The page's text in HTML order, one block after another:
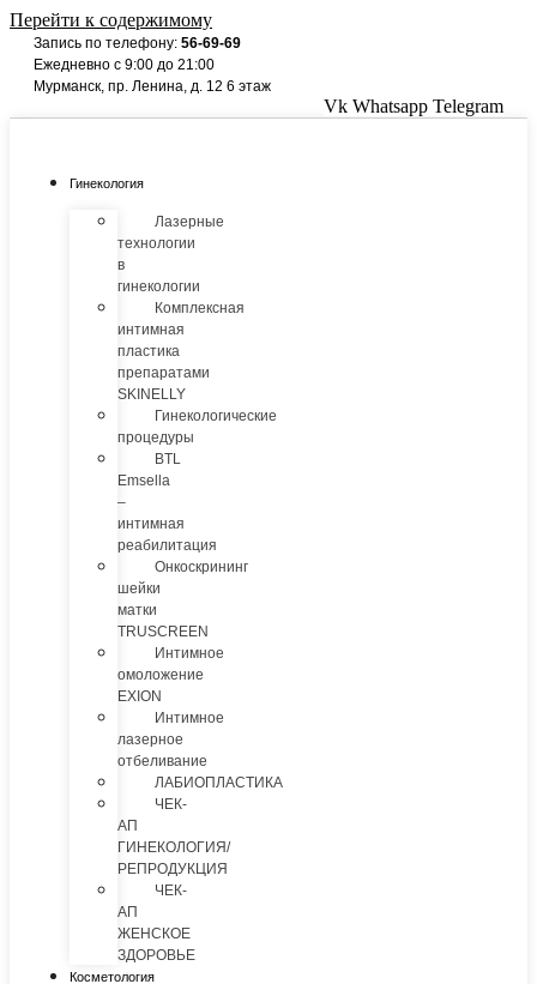
Перейти к содержимому
Запись по телефону: 56-69-69
Ежедневно с 9:00 до 21:00
Мурманск, пр. Ленина, д. 12 6 этаж
Vk Whatsapp Telegram
Гинекология
Лазерные
технологии
в
гинекологии
Комплексная
интимная
пластика
препаратами
SKINELLY
Гинекологические
процедуры
BTL
Emsella
–
интимная
реабилитация
Онкоскрининг
шейки
матки
TRUSCREEN
Интимное
омоложение
EXION
Интимное
лазерное
отбеливание
ЛАБИОПЛАСТИКА
ЧЕК-
АП
ГИНЕКОЛОГИЯ/
РЕПРОДУКЦИЯ
ЧЕК-
АП
ЖЕНСКОЕ
ЗДОРОВЬЕ
Косметология